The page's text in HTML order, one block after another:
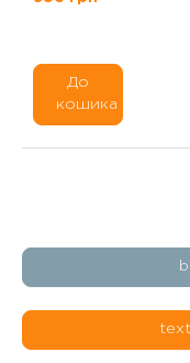
До
кошика